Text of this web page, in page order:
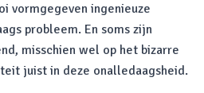
vormgegeven ingenieuze
probleem. En soms zijn
misschien wel op het bizarre
juist in deze onalledaagsheid.